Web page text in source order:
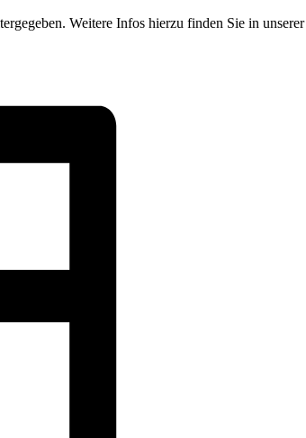
Weitere Infos hierzu finden Sie in unserer